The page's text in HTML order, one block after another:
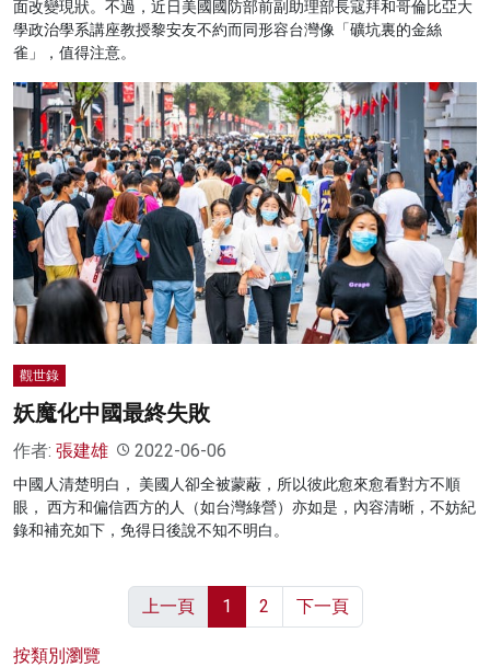
面改變現狀。不過，近日美國國防部前副助理部長寇拜和哥倫比亞大
學政治學系講座教授黎安友不約而同形容台灣像「礦坑裏的金絲
雀」，值得注意。
觀世錄
妖魔化中國最終失敗
作者: 張建雄 2022-06-06
中國人清楚明白， 美國人卻全被蒙蔽，所以彼此愈來愈看對方不順
眼， 西方和偏信西方的人（如台灣綠營）亦如是，內容清晰，不妨紀
錄和補充如下，免得日後說不知不明白。
上一頁 1 2 下一頁
按類別瀏覽